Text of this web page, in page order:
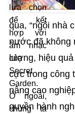
lựa chọn
để kết
hợp với
âm nhạc
của
Secret
Garden.
Ở ngoài,
chúng ta
qua, “ngôi nhà
nước đã không
lượng, hiệu
cực trong công
nâng cao
quyền hành